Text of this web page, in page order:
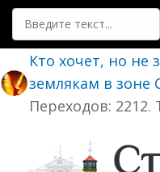
Поиск
Кто хочет, но не
землякам в зоне
Переходов: